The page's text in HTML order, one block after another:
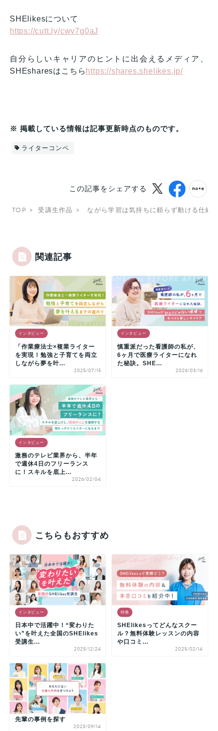
SHElikesについて
https://cutt.ly/cwv7g0aJ
自分らしいキャリアのヒントに出会えるメディア、
SHEsharesはこちら https://shares.shelikes.jp/
※ 掲載している情報は記事更新時点のものです。
ライターコンペ
この記事をシェアする
TOP 受講生作品 ながら学習は気持ちに頼らず動ける仕組
関連記事
インタビュー
「作業療法士×複業ライター
を実現！勉強と子育てを両立
しながら夢を叶...
2025/07/15
インタビュー
慎重派だった看護師の私が、
6ヶ月で医療ライターになれ
た秘訣。SHE...
2026/03/16
インタビュー
激務のテレビ業界から、半年
で週休4日のフリーランス
に！スキルを底上...
2026/02/04
こちらもおすすめ
インタビュー
日本中で活躍中！“変わりた
い”を叶えた全国のSHElikes
受講生...
2025/12/24
特集
SHElikesってどんなスクー
ル？無料体験レッスンの内容
や口コミ...
2025/02/14
先輩の事例を探す
2023/09/14